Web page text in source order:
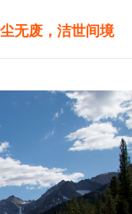
无废，洁世间境